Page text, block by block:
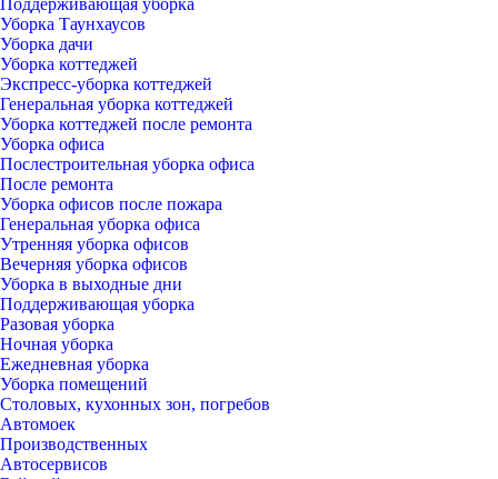
Поддерживающая уборка
Уборка Таунхаусов
Уборка дачи
Уборка коттеджей
Экспресс-уборка коттеджей
Генеральная уборка коттеджей
Уборка коттеджей после ремонта
Уборка офиса
Послестроительная уборка офиса
После ремонта
Уборка офисов после пожара
Генеральная уборка офиса
Утренняя уборка офисов
Вечерняя уборка офисов
Уборка в выходные дни
Поддерживающая уборка
Разовая уборка
Ночная уборка
Ежедневная уборка
Уборка помещений
Столовых, кухонных зон, погребов
Автомоек
Производственных
Автосервисов